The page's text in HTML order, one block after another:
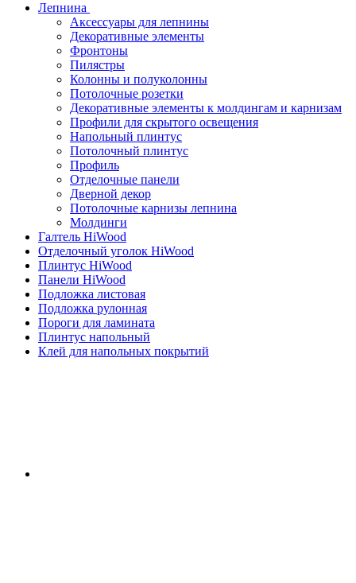
Лепнина
Аксессуары для лепнины
Декоративные элементы
Фронтоны
Пилястры
Колонны и полуколонны
Потолочные розетки
Декоративные элементы к молдингам и карнизам
Профили для скрытого освещения
Напольный плинтус
Потолочный плинтус
Профиль
Отделочные панели
Дверной декор
Потолочные карнизы лепнина
Молдинги
Галтель HiWood
Отделочный уголок HiWood
Плинтус HiWood
Панели HiWood
Подложка листовая
Подложка рулонная
Пороги для ламината
Плинтус напольный
Клей для напольных покрытий